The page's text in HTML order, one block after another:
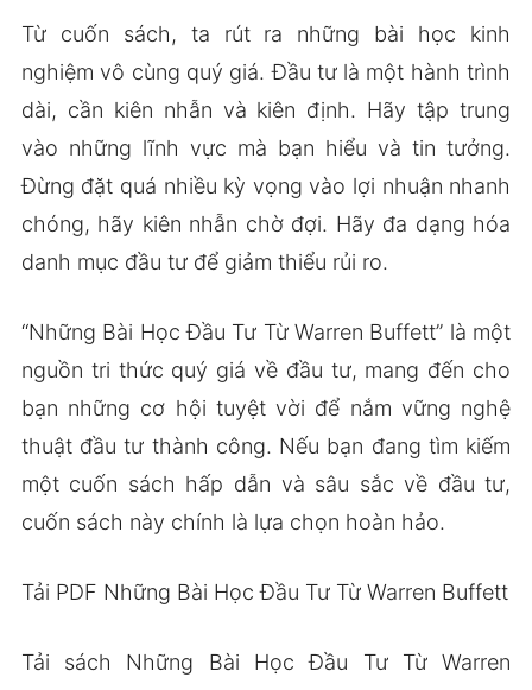
Từ cuốn sách, ta rút ra những bài học kinh
nghiệm vô cùng quý giá. Đầu tư là một hành trình
dài, cần kiên nhẫn và kiên định. Hãy tập trung
vào những lĩnh vực mà bạn hiểu và tin tưởng.
Đừng đặt quá nhiều kỳ vọng vào lợi nhuận nhanh
chóng, hãy kiên nhẫn chờ đợi. Hãy đa dạng hóa
danh mục đầu tư để giảm thiểu rủi ro.
“Những Bài Học Đầu Tư Từ Warren Buffett” là một
nguồn tri thức quý giá về đầu tư, mang đến cho
bạn những cơ hội tuyệt vời để nắm vững nghệ
thuật đầu tư thành công. Nếu bạn đang tìm kiếm
một cuốn sách hấp dẫn và sâu sắc về đầu tư,
cuốn sách này chính là lựa chọn hoàn hảo.
Tải PDF Những Bài Học Đầu Tư Từ Warren Buffett
Tải sách Những Bài Học Đầu Tư Từ Warren